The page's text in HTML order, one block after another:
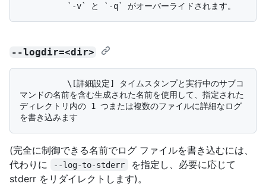
--logdir=<dir>
マンドの名前を含む生成された名前を使用して、指定された
ディレクトリ内の 1 つまたは複数のファイルに詳細なログ
(完全に制御できる名前でログ ファイルを書き込むには、
代わりに
--log-to-stderr
を指定し、必要に応じて
stderr をリダイレクトします)。